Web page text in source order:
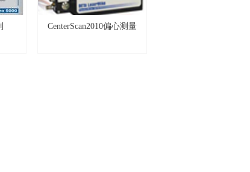
CenterScan2010偏心测量